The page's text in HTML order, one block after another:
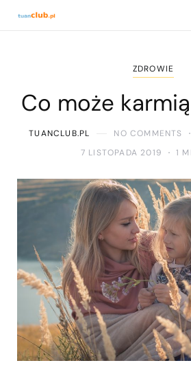
ZDROWIE
Co może
TUANCLUB.PL NO COMMENTS
7 LISTOPADA 2019
1